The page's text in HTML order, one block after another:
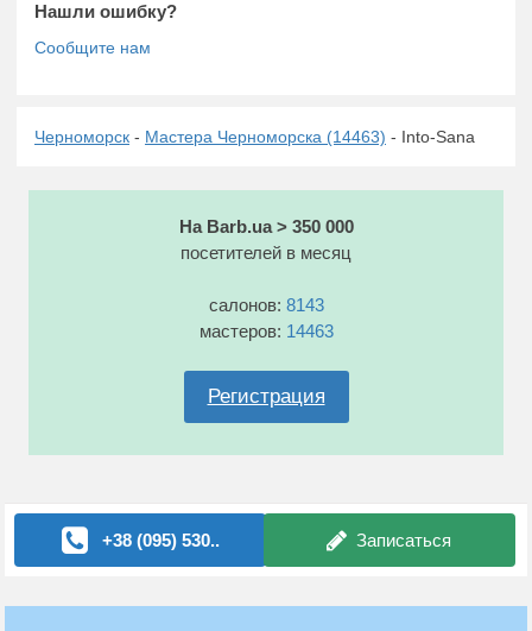
Нашли ошибку?
Черноморск - Мастера Черноморска (14463) - Into-Sana
На Barb.ua > 350 000
посетителей в месяц
салонов: 8143
мастеров: 14463
Регистрация
+38 (095) 530.. Записаться